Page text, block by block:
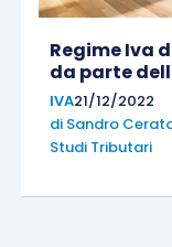
Regime Iva
da parte
IVA21/12/2022
di Sandro
Studi Tributari